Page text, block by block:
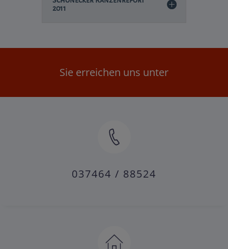
2011
Sie erreichen uns unter
037464 / 88524